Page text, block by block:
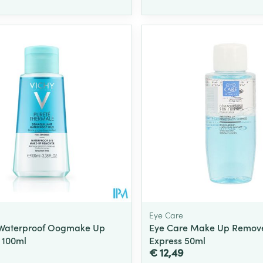
Oogmake Up
Eye Care
Eye Care Make Up
Express 50ml
€ 12,49